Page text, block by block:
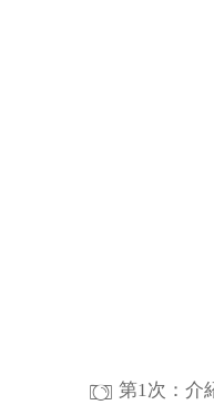
第1次：介